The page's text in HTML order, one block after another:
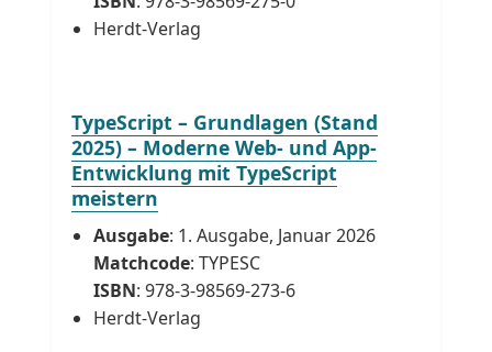
Herdt-Verlag
TypeScript – Grundlagen (Stand
2025) – Moderne Web- und App-
Entwicklung mit TypeScript
meistern
Ausgabe: 1. Ausgabe, Januar 2026
Matchcode: TYPESC
ISBN: 978-3-98569-273-6
Herdt-Verlag